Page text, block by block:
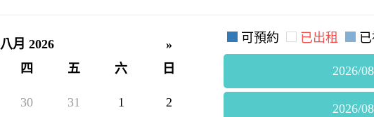
八月 2026
»
四 五 六 日
30 31 1 2
可預約 已出租
2026/
2026/